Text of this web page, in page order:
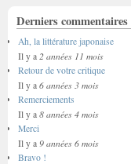
Derniers commentaires
Ah, la littérature japonaise
Il y a 2 années 11 mois
Retour de votre critique
Il y a 6 années 3 mois
Remerciements
Il y a 8 années 4 mois
Merci
Il y a 9 années 6 mois
Bravo !